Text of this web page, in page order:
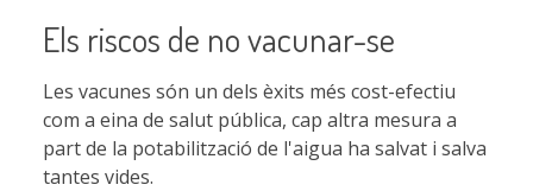
Els riscos de no vacunar-se
Les vacunes són un dels èxits més cost-efectiu
com a eina de salut pública, cap altra mesura a
part de la potabilització de l'aigua ha salvat i salva
tantes vides.